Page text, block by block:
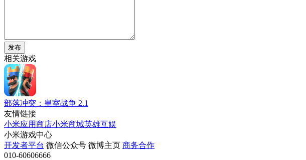
发布
相关游戏
部落冲突：皇室战争 2.1
友情链接
小米应用商店小米商城英雄互娱
小米游戏中心
开发者平台 微信公众号 微博主页 商务合作
010-60606666